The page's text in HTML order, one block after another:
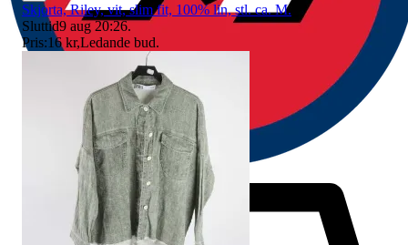
Skjorta, Riley, vit, slim fit, 100% lin, stl. ca. M.
Sluttid9 aug 20:26.
Pris:16 kr,Ledande bud.